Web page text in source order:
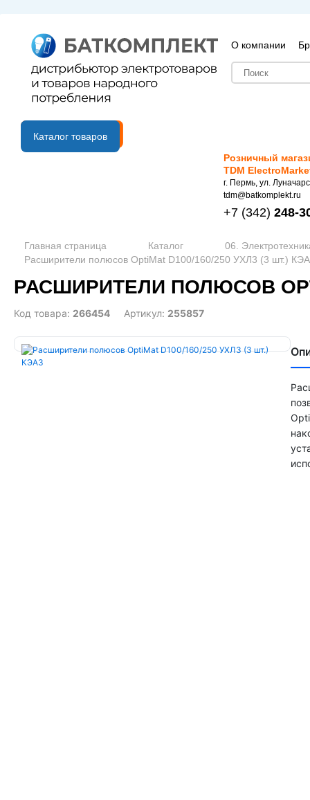
О компании
B2B портал
Каталог товаров
Розничный
TDM
г. Пермь, ул.
tdm@batkomplekt.ru
+7 (342) 248-
Главная страница Каталог
06.
Расширители полюсов OptiMat D100/160/250 УХЛ3 (3 шт.)
РАСШИРИТЕЛИ ПОЛЮСОВ
Код товара: 266454 Артикул: 255857